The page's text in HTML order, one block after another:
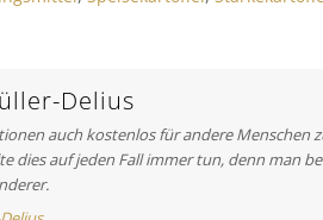
t
:
Delius
auch kostenlos für andere Menschen
dies auf jeden Fall immer tun, denn man